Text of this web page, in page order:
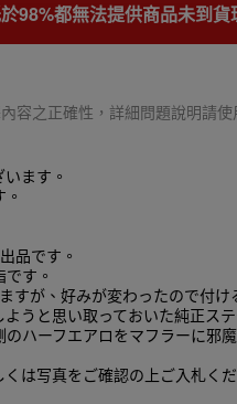
98%都無法提供商品未到貨
容之正確性，詳細問題說明請
ます。
品です。
す。
すが、好みが変わったので付け
うと思い取っておいた純正ス
ハーフエアロをマフラーに
は写真をご確認の上ご入札くだ